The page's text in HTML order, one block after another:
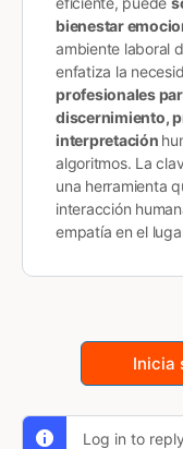
bienestar
ambiente laboral
enfatiza la
profesionales
discernimiento,
interpretación
algoritmos. La
una herramienta
interacción
empatía en el
Inicia
Log in to